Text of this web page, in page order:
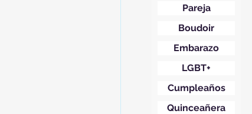
Pareja
Boudoir
Embarazo
LGBT+
Cumpleaños
Quinceañera